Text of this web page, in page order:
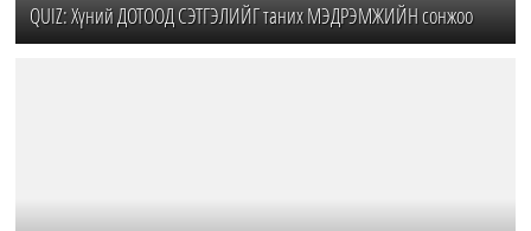
QUIZ: Хүний ДОТООД СЭТГЭЛИЙГ таних МЭДРЭМЖИЙН сонжоо